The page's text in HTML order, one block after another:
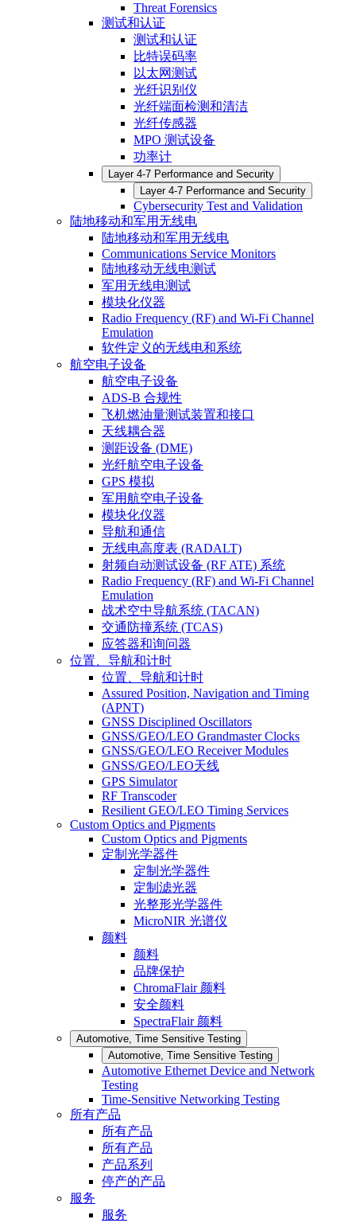
Threat Forensics
测试和认证
测试和认证
比特误码率
以太网测试
光纤识别仪
光纤端面检测和清洁
光纤传感器
MPO 测试设备
功率计
Layer 4-7 Performance and Security
Layer 4-7 Performance and Security
Cybersecurity Test and Validation
陆地移动和军用无线电
陆地移动和军用无线电
Communications Service Monitors
陆地移动无线电测试
军用无线电测试
模块化仪器
Radio Frequency (RF) and Wi-Fi Channel
Emulation
软件定义的无线电和系统
航空电子设备
航空电子设备
ADS-B 合规性
飞机燃油量测试装置和接口
天线耦合器
测距设备 (DME)
光纤航空电子设备
GPS 模拟
军用航空电子设备
模块化仪器
导航和通信
无线电高度表 (RADALT)
射频自动测试设备 (RF ATE) 系统
Radio Frequency (RF) and Wi-Fi Channel
Emulation
战术空中导航系统 (TACAN)
交通防撞系统 (TCAS)
应答器和询问器
位置、导航和计时
位置、导航和计时
Assured Position, Navigation and Timing
(APNT)
GNSS Disciplined Oscillators
GNSS/GEO/LEO Grandmaster Clocks
GNSS/GEO/LEO Receiver Modules
GNSS/GEO/LEO天线
GPS Simulator
RF Transcoder
Resilient GEO/LEO Timing Services
Custom Optics and Pigments
Custom Optics and Pigments
定制光学器件
定制光学器件
定制滤光器
光整形光学器件
MicroNIR 光谱仪
颜料
颜料
品牌保护
ChromaFlair 颜料
安全颜料
SpectraFlair 颜料
Automotive, Time Sensitive Testing
Automotive, Time Sensitive Testing
Automotive Ethernet Device and Network
Testing
Time-Sensitive Networking Testing
所有产品
所有产品
所有产品
产品系列
停产的产品
服务
服务